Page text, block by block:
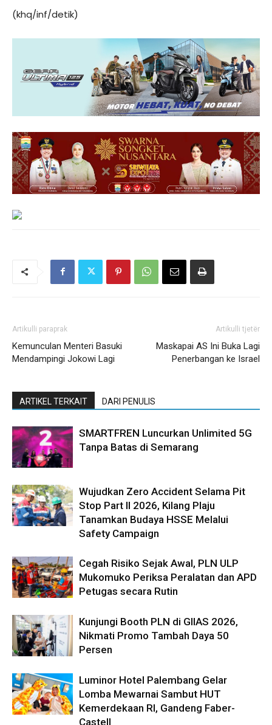
(khq/inf/detik)
Artikulli paraprak
Kemunculan Menteri Basuki
Mendampingi Jokowi Lagi
Artikulli tjetër
Maskapai AS Ini Buka Lagi
Penerbangan ke Israel
ARTIKEL TERKAIT DARI PENULIS
SMARTFREN Luncurkan Unlimited 5G
Tanpa Batas di Semarang
Wujudkan Zero Accident Selama Pit
Stop Part II 2026, Kilang Plaju
Tanamkan Budaya HSSE Melalui
Safety Campaign
Cegah Risiko Sejak Awal, PLN ULP
Mukomuko Periksa Peralatan dan APD
Petugas secara Rutin
Kunjungi Booth PLN di GIIAS 2026,
Nikmati Promo Tambah Daya 50
Persen
Luminor Hotel Palembang Gelar
Lomba Mewarnai Sambut HUT
Kemerdekaan RI, Gandeng Faber-
Castell